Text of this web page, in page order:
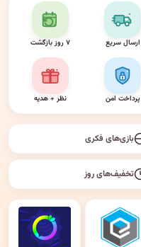
ارسال سریع ۷ روز بازگشت
پرداخت امن نظر + هدیه
بازی‌های فکری
تخفیف‌های روز